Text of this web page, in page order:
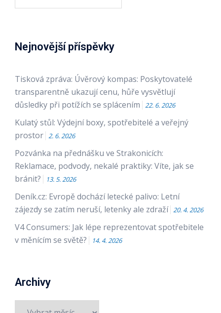
Nejnovější příspěvky
Tisková zpráva: Úvěrový kompas: Poskytovatelé
transparentně ukazují cenu, hůře vysvětlují
důsledky při potížích se splácením
22. 6. 2026
Kulatý stůl: Výdejní boxy, spotřebitelé a veřejný
prostor 2. 6. 2026
Pozvánka na přednášku ve Strakonicích:
Reklamace, podvody, nekalé praktiky: Víte, jak se
bránit?
13. 5. 2026
Deník.cz: Evropě dochází letecké palivo: Letní
zájezdy se zatím neruší, letenky ale zdraží 20. 4. 2026
V4 Consumers: Jak lépe reprezentovat spotřebitele
v měnícím se světě?
14. 4. 2026
Archivy